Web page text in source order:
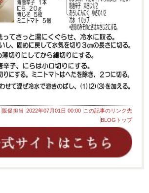
販促担当 2022年07月01日 00:00 この記事のリンク先
BLOGトップ